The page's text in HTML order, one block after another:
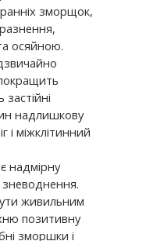
зморщок,
осяйною.
надлишкову
і міжклітинний
надмірну
зневоднення.
живильним
позитивну
зморшки і